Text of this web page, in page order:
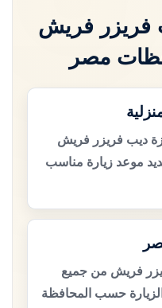
فريزر فريش
مصر
ديب فريزر فريش
موعد زيارة مناسب
فريش من جميع
حسب المحافظة